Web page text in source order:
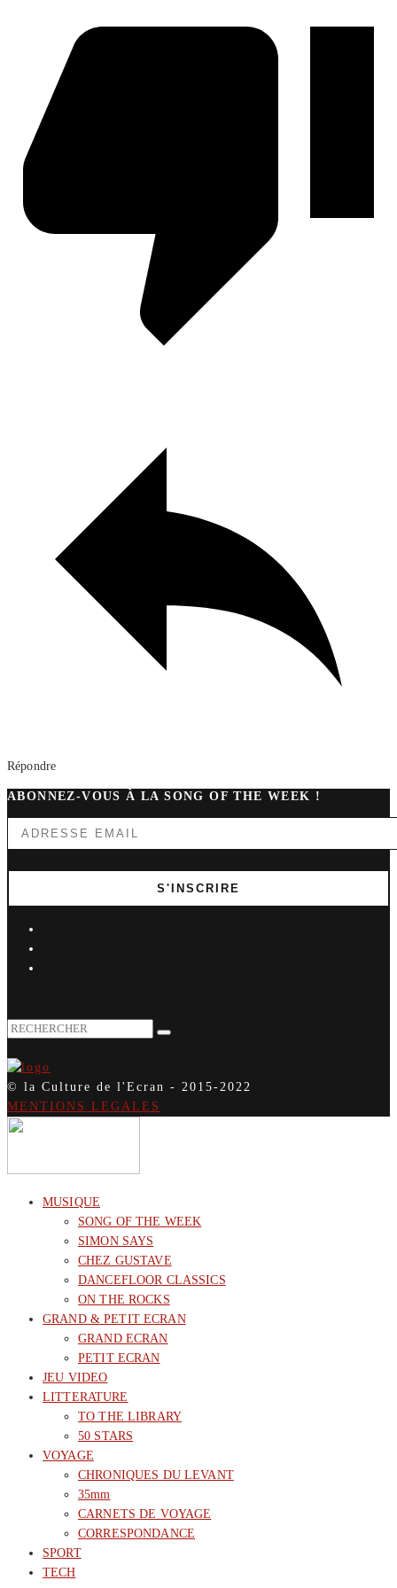
Répondre
ABONNEZ-VOUS À LA SONG OF THE WEEK !
© la Culture de l'Ecran - 2015-2022
MENTIONS LEGALES
MUSIQUE
SONG OF THE WEEK
SIMON SAYS
CHEZ GUSTAVE
DANCEFLOOR CLASSICS
ON THE ROCKS
GRAND & PETIT ECRAN
GRAND ECRAN
PETIT ECRAN
JEU VIDEO
LITTERATURE
TO THE LIBRARY
50 STARS
VOYAGE
CHRONIQUES DU LEVANT
35mm
CARNETS DE VOYAGE
CORRESPONDANCE
SPORT
TECH